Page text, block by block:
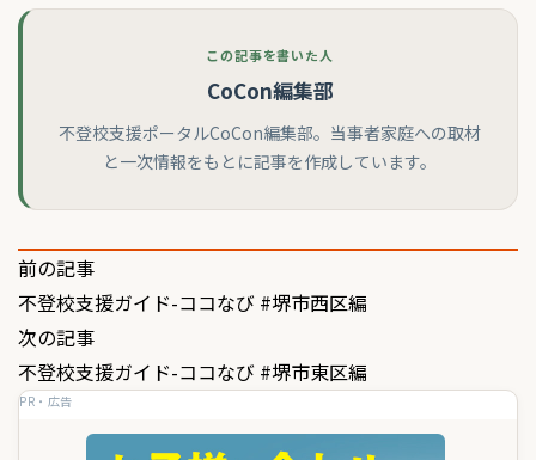
この記事を書いた人
CoCon編集部
不登校支援ポータルCoCon編集部。当事者家庭への取材
と一次情報をもとに記事を作成しています。
投
稿
ナ
ビ
前の記事
不登校支援ガイド-ココなび #堺市西区編
次の記事
不登校支援ガイド-ココなび #堺市東区編
PR・広告